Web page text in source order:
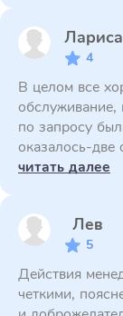
Лариса
4
В целом все
обслуживание,
по запросу
оказалось-две
читать далее
Лев
5
Действия
четкими,